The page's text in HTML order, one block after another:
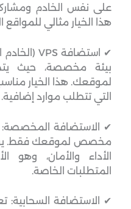
على نفس الخادم
هذا الخيار مثالي
بيئة مخصصة، حيث
لموقعك. هذا الخيار
التي تتطلب موارد إضافية.
✔ الاستضافة
مخصص لموقعك فقط.
الأداء والأمان، وهو
المتطلبات الخاصة.
✔ الاستضافة السحابية: